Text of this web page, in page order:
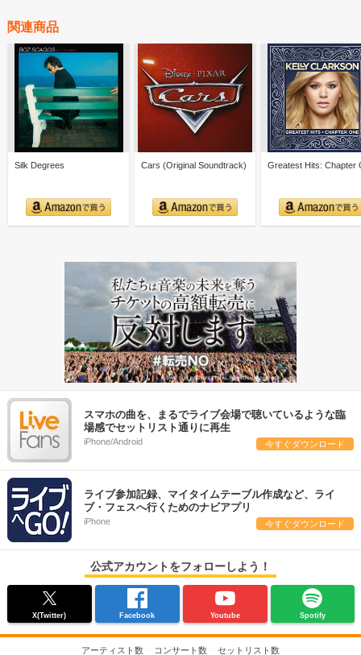
関連商品
Silk Degrees Cars (Original Soundtrack) Greatest Hits: Chapter
スマホの曲を、まるでライブ会場で聴いているような臨
場感でセットリスト通りに再生
iPhone/Android 今すぐダウンロード
ライブ参加記録、マイタイムテーブル作成など、ライ
ブ・フェスへ行くためのナビアプリ
iPhone 今すぐダウンロード
公式アカウントをフォローしよう！
X(Twitter) Facebook Youtube Spotify
アーティスト数 コンサート数 セットリスト数